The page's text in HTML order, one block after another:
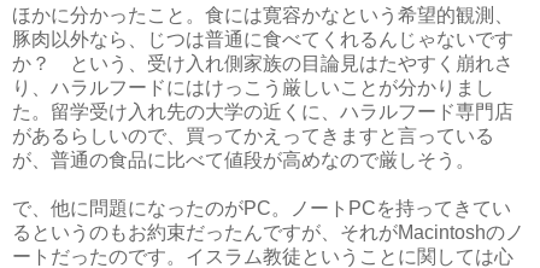
ほかに分かったこと。食には寛容かなという希望的観測、
豚肉以外なら、じつは普通に食べてくれるんじゃないです
か？ という、受け入れ側家族の目論見はたやすく崩れさ
り、ハラルフードにはけっこう厳しいことが分かりまし
た。留学受け入れ先の大学の近くに、ハラルフード専門店
があるらしいので、買ってかえってきますと言っている
が、普通の食品に比べて値段が高めなので厳しそう。
で、他に問題になったのがPC。ノートPCを持ってきてい
るというのもお約束だったんですが、それがMacintoshのノ
ートだったのです。イスラム教徒ということに関しては心